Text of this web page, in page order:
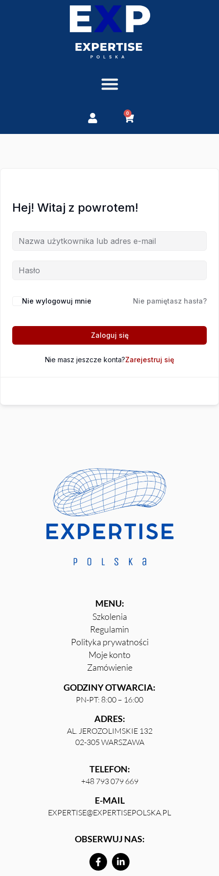
0
Hej! Witaj z powrotem!
Nie wylogowuj mnie Nie pamiętasz hasła?
Zaloguj się
Nie masz jeszcze konta?Zarejestruj się
MENU:
Szkolenia
Regulamin
Polityka prywatności
Moje konto
Zamówienie
GODZINY OTWARCIA:
PN-PT: 8:00 – 16:00
ADRES:
AL. JEROZOLIMSKIE 132
02-305 WARSZAWA
TELEFON:
+48 793 079 669
E-MAIL
EXPERTISE@EXPERTISEPOLSKA.PL
OBSERWUJ NAS: